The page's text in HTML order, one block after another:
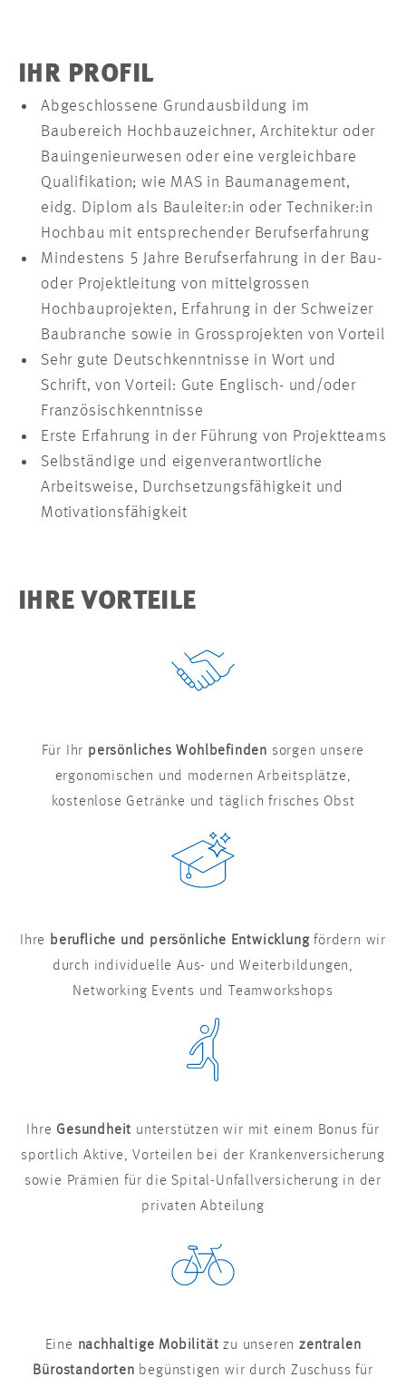
IHR PROFIL
Abgeschlossene Grundausbildung im
Baubereich Hochbauzeichner, Architektur oder
Bauingenieurwesen oder eine vergleichbare
Qualifikation; wie MAS in Baumanagement,
eidg. Diplom als Bauleiter:in oder Techniker:in
Hochbau mit entsprechender Berufserfahrung
Mindestens 5 Jahre Berufserfahrung in der Bau-
oder Projektleitung von mittelgrossen
Hochbauprojekten, Erfahrung in der Schweizer
Baubranche sowie in Grossprojekten von Vorteil
Sehr gute Deutschkenntnisse in Wort und
Schrift, von Vorteil: Gute Englisch- und/oder
Französischkenntnisse
Erste Erfahrung in der Führung von Projektteams
Selbständige und eigenverantwortliche
Arbeitsweise, Durchsetzungsfähigkeit und
Motivationsfähigkeit
IHRE VORTEILE
Für Ihr persönliches Wohlbefinden sorgen unsere
ergonomischen und modernen Arbeitsplätze,
kostenlose Getränke und täglich frisches Obst
Ihre berufliche und persönliche Entwicklungfördern wir
durch individuelle Aus- und Weiterbildungen,
Networking Events und Teamworkshops
Ihre Gesundheit unterstützen wir mit einem Bonus für
sportlich Aktive, Vorteilen bei der Krankenversicherung
sowie Prämien für die Spital-Unfallversicherung in der
privaten Abteilung
Eine nachhaltige Mobilitätzu unserenzentralen
Bürostandorten begünstigen wir durch Zuschuss für